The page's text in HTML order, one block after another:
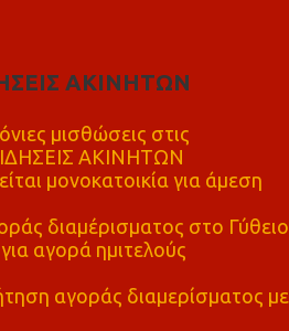
ΑΚΙΝΗΤΩΝ
μισθώσεις στις
ΑΚΙΝΗΤΩΝ
μονοκατοικία για άμεση
διαμέρισματος στο Γύθειο
αγορά ημιτελούς
αγοράς διαμερίσματος με